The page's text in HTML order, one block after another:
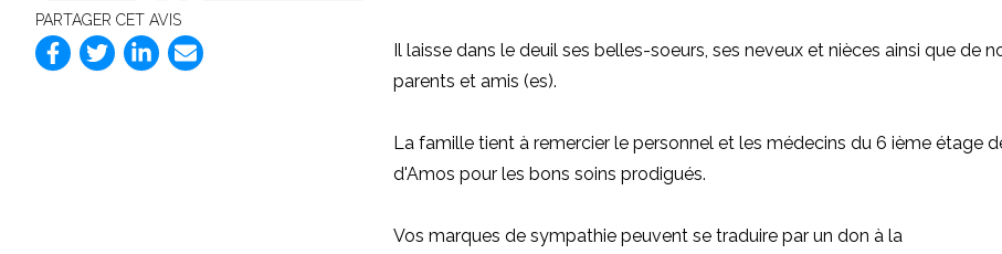
PARTAGER CET AVIS
Il laisse dans le deuil ses belles-soeurs, ses neveux et nièces ainsi que de
parents et amis (es).
La famille tient à remercier le personnel et les médecins du 6 ième étage
d'Amos pour les bons soins prodigués.
Vos marques de sympathie peuvent se traduire par un don à la